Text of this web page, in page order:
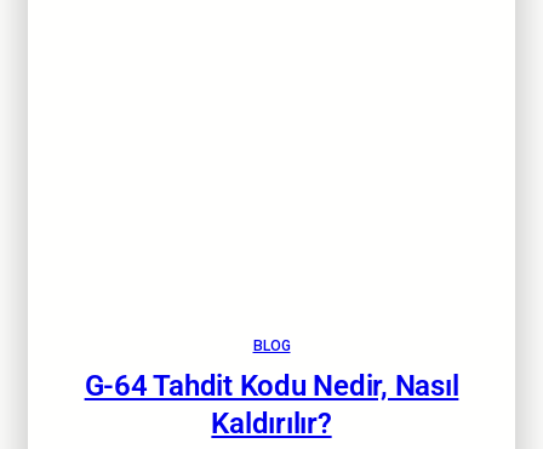
BLOG
G-64 Tahdit Kodu Nedir, Nasıl
Kaldırılır?